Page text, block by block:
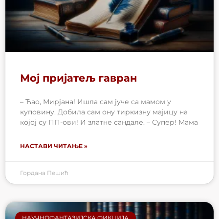
Мој пријатељ гавран
– Ћао, Мирјана! Ишла сам јуче са мамом у
куповину. Добила сам ону тиркизну мајицу на
којој су ПП-ови! И златне сандале. – Супер! Мама
НАСТАВИ ЧИТАЊЕ »
Гордана Пешић